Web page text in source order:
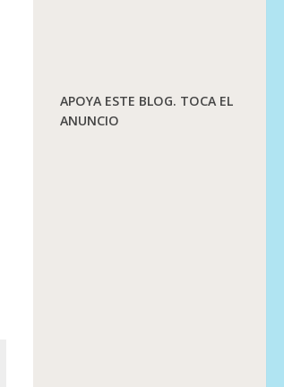
APOYA ESTE BLOG. TOCA EL
ANUNCIO